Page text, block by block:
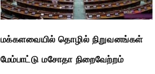
மக்களவையில் தொழில் நிறுவனங்கள்
மேம்பாட்டு மசோதா நிறைவேற்றம்